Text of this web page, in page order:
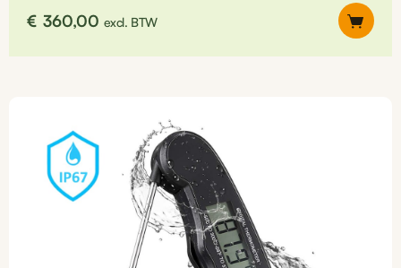
€ 360,00 excl. BTW